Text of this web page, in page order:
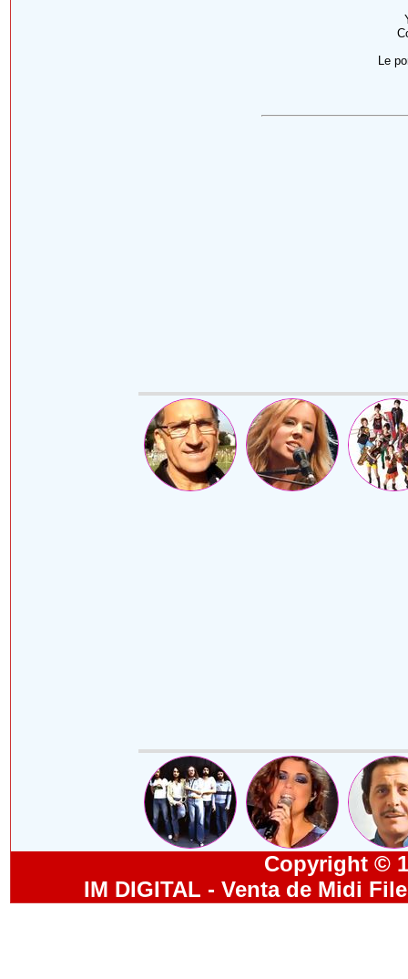
Le
Copyright ©
IM DIGITAL - Venta de Midi